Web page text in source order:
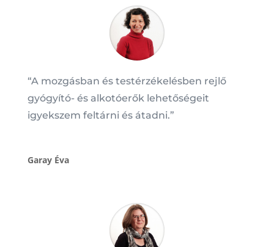
“A mozgásban és testérzékelésben rejlő
gyógyító- és alkotóerők lehetőségeit
igyekszem feltárni és átadni.”
Garay Éva